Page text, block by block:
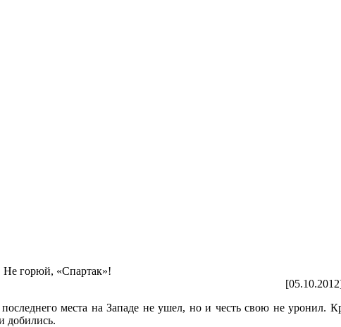
Не горюй, «Спартак»!
места на Западе не ушел, но и честь свою не уронил.
добились.